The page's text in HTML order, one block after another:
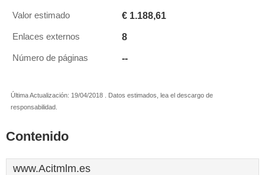
Valor estimado € 1.188,61
Enlaces externos 8
Número de páginas --
Última Actualización: 19/04/2018 . Datos estimados, lea el descargo de
responsabilidad.
Contenido
www.Acitmlm.es